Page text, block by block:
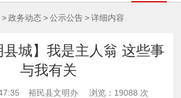
> 政务动态 > 公示公告 > 详细内容
县城】我是主人翁 这些事
与我有关
裕民县文明办 浏览： 19088 次